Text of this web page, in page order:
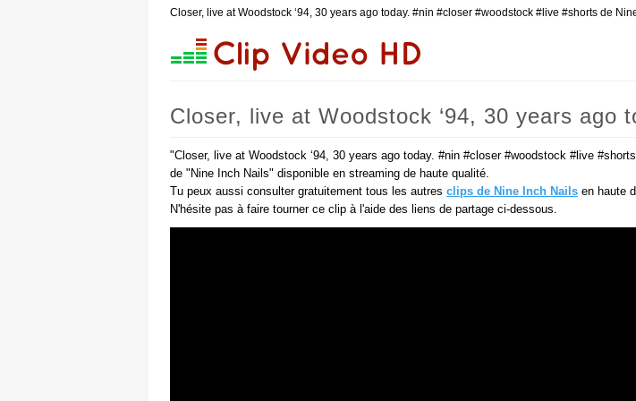
Closer, live at Woodstock ‘94, 30 years ago today. #nin #closer #woodstock #live #shorts de
Closer, live at Woodstock ‘94, 30 years ago
#shorts (Nine Inch Nails)
"Closer, live at Woodstock ‘94, 30 years ago today. #nin #closer #woodstock #live
de "Nine Inch Nails" disponible en streaming de haute qualité.
Tu peux aussi consulter gratuitement tous les autres clips de Nine Inch Nails en haute
N'hésite pas à faire tourner ce clip à l'aide des liens de partage ci-dessous.